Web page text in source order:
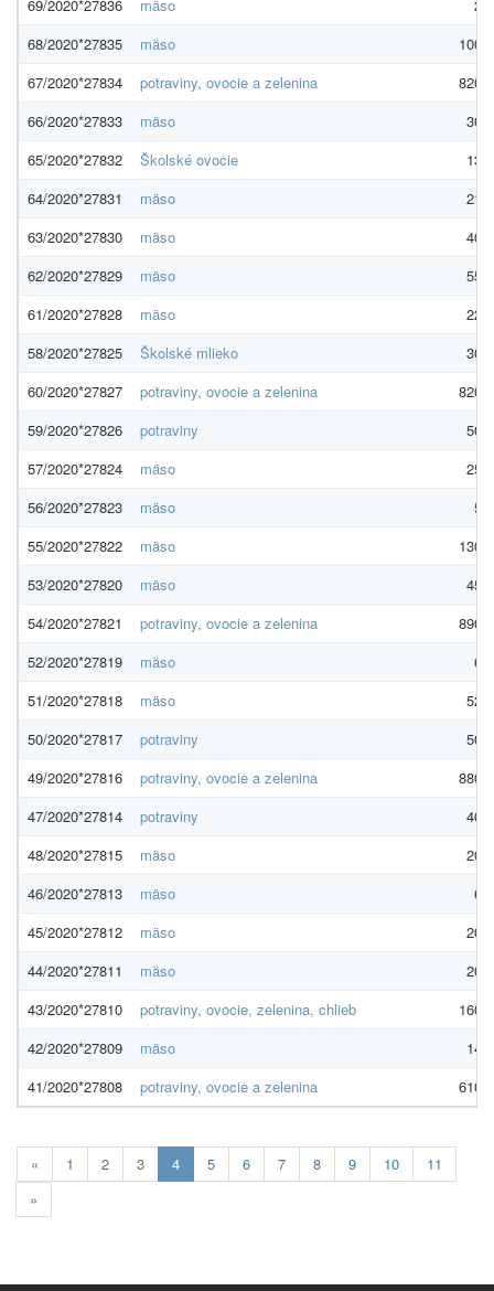
69/2020*27836
mäso
68/2020*27835
mäso
67/2020*27834
potraviny, ovocie a zelenina
66/2020*27833
mäso
65/2020*27832
Školské ovocie
64/2020*27831
mäso
63/2020*27830
mäso
62/2020*27829
mäso
61/2020*27828
mäso
58/2020*27825
Školské mlieko
60/2020*27827
potraviny, ovocie a zelenina
59/2020*27826
potraviny
57/2020*27824
mäso
56/2020*27823
mäso
55/2020*27822
mäso
53/2020*27820
mäso
54/2020*27821
potraviny, ovocie a zelenina
52/2020*27819
mäso
51/2020*27818
mäso
50/2020*27817
potraviny
49/2020*27816
potraviny, ovocie a zelenina
47/2020*27814
potraviny
48/2020*27815
mäso
46/2020*27813
mäso
45/2020*27812
mäso
44/2020*27811
mäso
43/2020*27810
potraviny, ovocie, zelenina, chlieb
42/2020*27809
mäso
41/2020*27808
potraviny, ovocie a zelenina
« 1 2 3 4Aktuálna
stránka
5 6 7 8 9 10
11
»